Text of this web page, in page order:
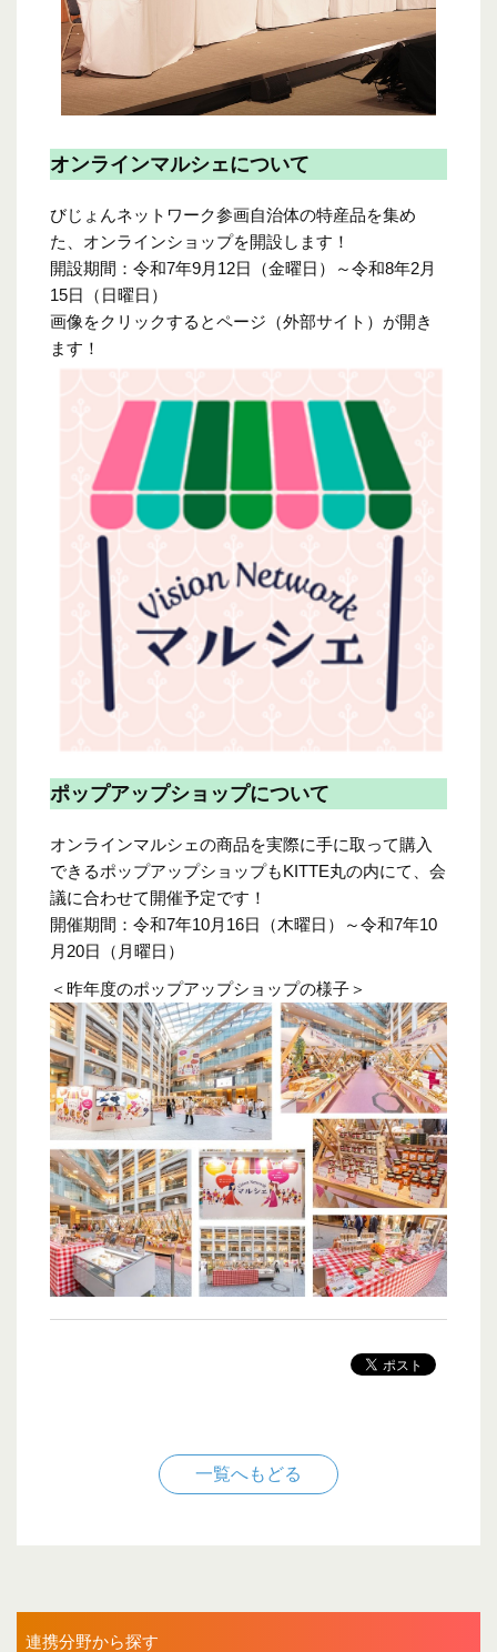
オンラインマルシェについて
びじょんネットワーク参画自治体の特産品を集め
た、オンラインショップを開設します！
開設期間：令和7年9月12日（金曜日）～令和8年2月
15日（日曜日）
画像をクリックするとページ（外部サイト）が開き
ます！
ポップアップショップについて
オンラインマルシェの商品を実際に手に取って購入
できるポップアップショップもKITTE丸の内にて、会
議に合わせて開催予定です！
開催期間：令和7年10月16日（木曜日）～令和7年10
月20日（月曜日）
＜昨年度のポップアップショップの様子＞
一覧へもどる
連携分野から探す